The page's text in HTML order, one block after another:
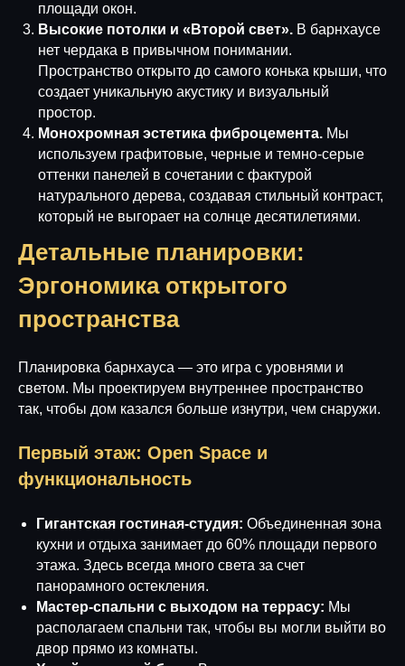
площади окон.
Высокие потолки и «Второй свет». В барнхаусе
нет чердака в привычном понимании.
Пространство открыто до самого конька крыши, что
создает уникальную акустику и визуальный
простор.
Монохромная эстетика фиброцемента. Мы
используем графитовые, черные и темно-серые
оттенки панелей в сочетании с фактурой
натурального дерева, создавая стильный контраст,
который не выгорает на солнце десятилетиями.
Детальные планировки:
Эргономика открытого
пространства
Планировка барнхауса — это игра с уровнями и
светом. Мы проектируем внутреннее пространство
так, чтобы дом казался больше изнутри, чем снаружи.
Первый этаж: Open Space и
функциональность
Гигантская гостиная-студия: Объединенная зона
кухни и отдыха занимает до 60% площади первого
этажа. Здесь всегда много света за счет
панорамного остекления.
Мастер-спальни с выходом на террасу: Мы
располагаем спальни так, чтобы вы могли выйти во
двор прямо из комнаты.